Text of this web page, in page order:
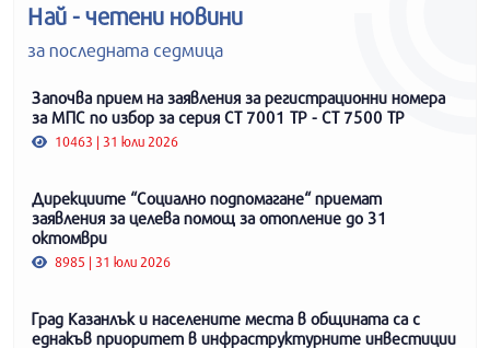
Най - четени новини
за последната седмица
Започва прием на заявления за регистрационни номера
за МПС по избор за серия СТ 7001 ТР - СТ 7500 ТР
10463 | 31 юли 2026
Дирекциите “Социално подпомагане“ приемат
заявления за целева помощ за отопление до 31
октомври
8985 | 31 юли 2026
Град Казанлък и населените места в общината са с
еднакъв приоритет в инфраструктурните инвестиции